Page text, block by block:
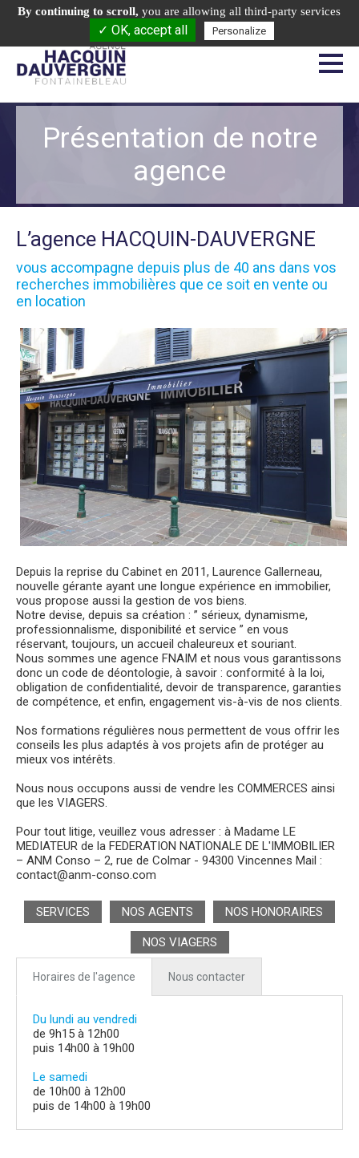
Appelez-nous:01.64.22.20.41
6, rue des Sablons - 77300 Fontainebleau
Présentation de notre
agence
L’agence HACQUIN-DAUVERGNE
vous accompagne depuis plus de 40 ans dans vos
recherches immobilières que ce soit en vente ou
en location
Depuis la reprise du Cabinet en 2011, Laurence Gallerneau,
nouvelle gérante ayant une longue expérience en immobilier,
vous propose aussi la gestion de vos biens.
Notre devise, depuis sa création : ” sérieux, dynamisme,
professionnalisme, disponibilité et service ” en vous
réservant, toujours, un accueil chaleureux et souriant.
Nous sommes une agence FNAIM et nous vous garantissons
donc un code de déontologie, à savoir : conformité à la loi,
obligation de confidentialité, devoir de transparence, garanties
de compétence, et enfin, engagement vis-à-vis de nos clients.
Nos formations régulières nous permettent de vous offrir les
conseils les plus adaptés à vos projets afin de protéger au
mieux vos intérêts.
Nous nous occupons aussi de vendre les COMMERCES ainsi
que les VIAGERS.
Pour tout litige, veuillez vous adresser : à Madame LE
MEDIATEUR de la FEDERATION NATIONALE DE L'IMMOBILIER
– ANM Conso – 2, rue de Colmar - 94300 Vincennes Mail :
contact@anm-conso.com
SERVICES NOS AGENTS NOS HONORAIRES
NOS VIAGERS
Horaires de l'agence Nous contacter
Du lundi au vendredi
de 9h15 à 12h00
puis 14h00 à 19h00
Le samedi
de 10h00 à 12h00
puis de 14h00 à 19h00
By continuing to scroll, you are allowing all third-party services
✓ OK, accept all Personalize